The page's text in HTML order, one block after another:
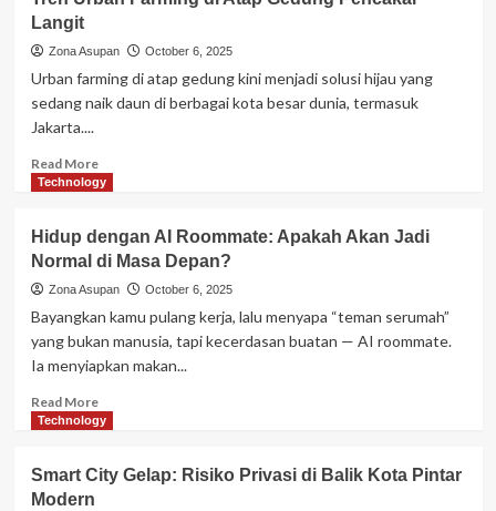
Character
Cara
Simpel
Biar
Hidup
Warna
Langit
Zona Asupan October 6, 2025
Urban farming di atap gedung kini menjadi solusi hijau yang
sedang naik daun di berbagai kota besar dunia, termasuk
Jakarta....
Read MoreRead
more
Urban
Farming
di
Atap
Pencakar
Langit
Technology
Hidup dengan AI Roommate: Apakah Akan Jadi
Normal di Masa Depan?
Zona Asupan October 6, 2025
Bayangkan kamu pulang kerja, lalu menyapa “teman serumah”
yang bukan manusia, tapi kecerdasan buatan — AI roommate.
Ia menyiapkan makan...
Read MoreRead
more
dengan
Technology
Smart City Gelap: Risiko Privasi di Balik Kota Pintar
Modern